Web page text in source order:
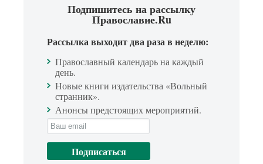
Подпишитесь на рассылку
Православие.Ru
Рассылка выходит два раза в неделю:
Православный календарь на каждый
день.
Новые книги издательства «Вольный
странник».
Анонсы предстоящих мероприятий.